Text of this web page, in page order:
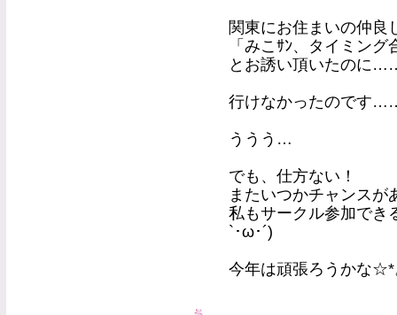
関東にお住まいの仲良
「みこｻﾝ、タイミン
とお誘い頂いたのに
行けなかったのです
ううう…
でも、仕方ない！
またいつかチャンスが
私もサークル参加でき
`･ω･´)
今年は頑張ろうかな☆*